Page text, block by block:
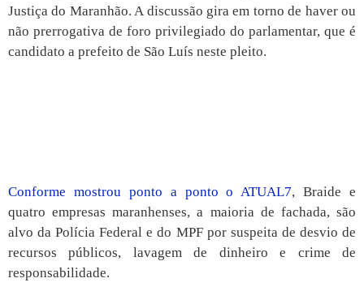
Justiça do Maranhão. A discussão gira em torno de haver ou
não prerrogativa de foro privilegiado do parlamentar, que é
candidato a prefeito de São Luís neste pleito.
Conforme mostrou ponto a ponto o ATUAL7, Braide e
quatro empresas maranhenses, a maioria de fachada, são
alvo da Polícia Federal e do MPF por suspeita de desvio de
recursos públicos, lavagem de dinheiro e crime de
responsabilidade.